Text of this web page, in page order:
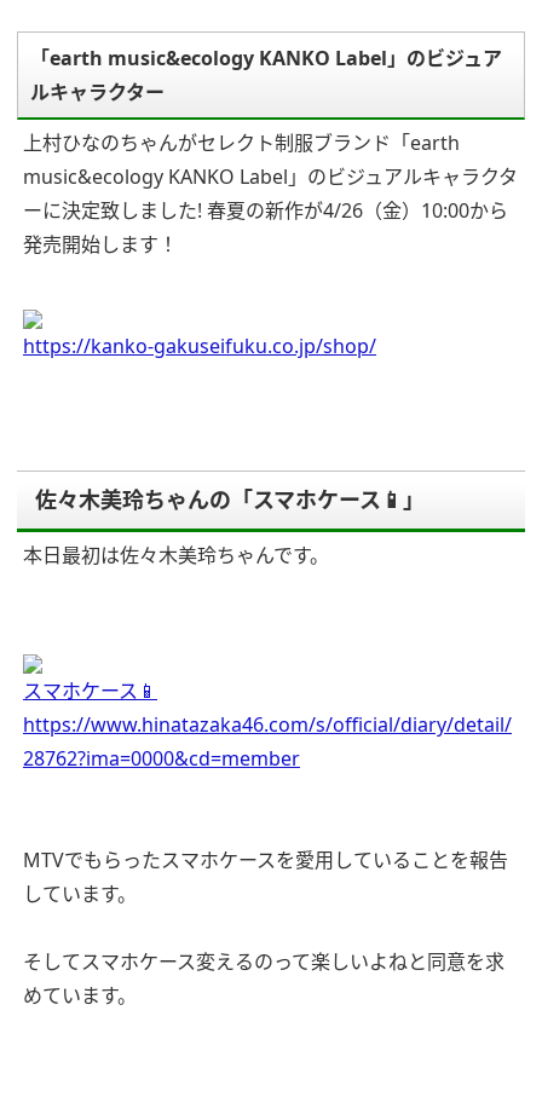
「earth music&ecology KANKO Label」のビジュア
ルキャラクター
上村ひなのちゃんがセレクト制服ブランド「earth
music&ecology KANKO Label」のビジュアルキャラクタ
ーに決定致しました! 春夏の新作が4/26（金）10:00から
発売開始します！
https://kanko-gakuseifuku.co.jp/shop/
佐々木美玲ちゃんの「スマホケース📱」
本日最初は佐々木美玲ちゃんです。
スマホケース📱
https://www.hinatazaka46.com/s/official/diary/detail/
28762?ima=0000&cd=member
MTVでもらったスマホケースを愛用していることを報告
しています。
そしてスマホケース変えるのって楽しいよねと同意を求
めています。